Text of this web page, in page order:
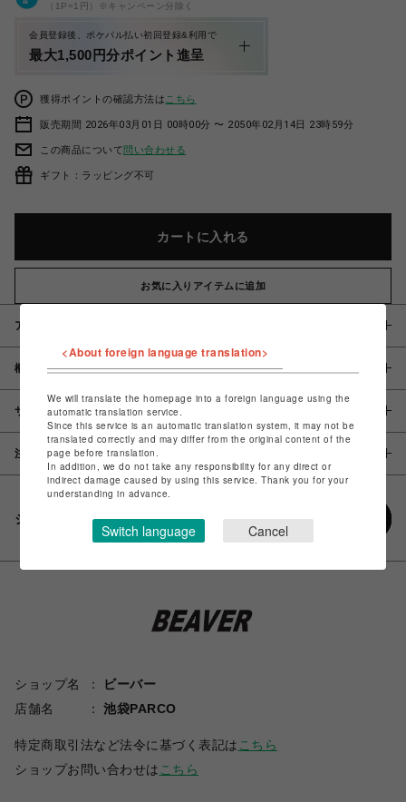
（1P=1円）※キャンペーン分除く
会員登録後、ポケパル払い初回登録&利用で
最大1,500円分ポイント進呈
獲得ポイントの確認方法は こちら
販売期間 2026年03月01日 00時00分 〜 2050年02月14日 23時59分
この商品について問い合わせる
ギフト：ラッピング不可
カートに入れる
お気に入りアイテムに追加
アイテム説明 / 素材
概要
サイズ
注意事項
シェアする
ショップ名
ビーバー
店舗名
池袋PARCO
特定商取引法など法令に基づく表記は こちら
ショップお問い合わせは こちら
<About foreign language translation>
We will translate the homepage into a foreign language using the
automatic translation service.
Since this service is an automatic translation system, it may not be
translated correctly and may differ from the original content of the
page before translation.
In addition, we do not take any responsibility for any direct or
indirect damage caused by using this service. Thank you for your
understanding in advance.
Switch language Cancel